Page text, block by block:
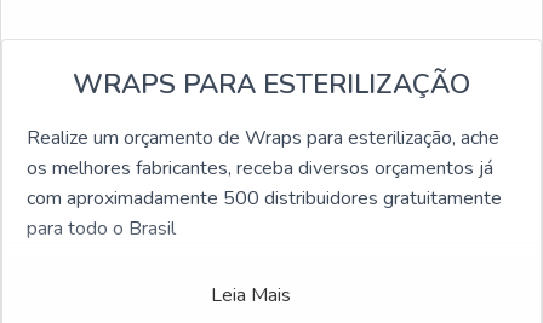
WRAPS PARA ESTERILIZAÇÃO
Realize um orçamento de Wraps para esterilização, ache
os melhores fabricantes, receba diversos orçamentos já
com aproximadamente 500 distribuidores gratuitamente
para todo o Brasil
Leia Mais